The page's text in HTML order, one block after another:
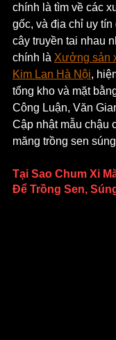
chính là tìm về các
gốc, và địa chỉ uy
cây truyền tai nhau
chính là Xưởng sản
Kim Lan Hà Nội,
tổng kho và mặt
Công Luận, Văn
Cập nhật mẫu chậu
măng trồng sen súng
Tại Sao Chum Xi
Để Trồng Sen,